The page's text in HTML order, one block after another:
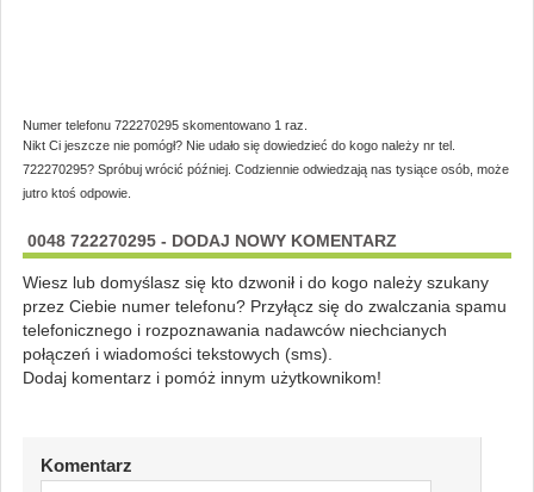
Numer telefonu 722270295 skomentowano 1 raz.
Nikt Ci jeszcze nie pomógł? Nie udało się dowiedzieć do kogo należy nr tel.
722270295? Spróbuj wrócić później. Codziennie odwiedzają nas tysiące osób, może
jutro ktoś odpowie.
0048 722270295 - DODAJ NOWY KOMENTARZ
Wiesz lub domyślasz się kto dzwonił i do kogo należy szukany
przez Ciebie numer telefonu? Przyłącz się do zwalczania spamu
telefonicznego i rozpoznawania nadawców niechcianych
połączeń i wiadomości tekstowych (sms).
Dodaj komentarz i pomóż innym użytkownikom!
Komentarz